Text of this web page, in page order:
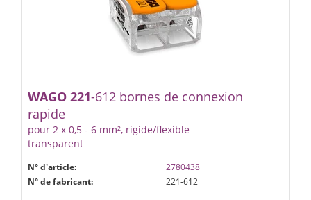
WAGO 221-612 bornes de connexion
rapide
pour 2 x 0,5 - 6 mm², rigide/flexible
transparent
N° d'article:
2780438
N° de fabricant:
221-612